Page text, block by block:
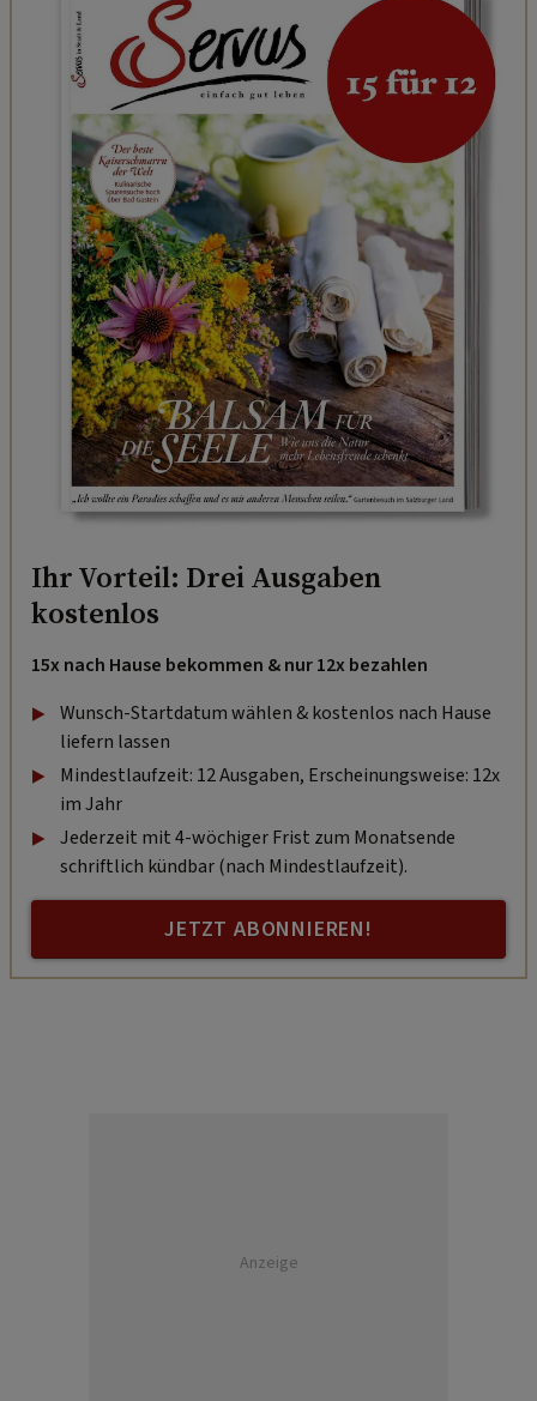
Ihr Vorteil: Drei Ausgaben
kostenlos
15x nach Hause bekommen & nur 12x bezahlen
Wunsch-Startdatum wählen & kostenlos nach Hause
liefern lassen
Mindestlaufzeit: 12 Ausgaben, Erscheinungsweise: 12x
im Jahr
Jederzeit mit 4-wöchiger Frist zum Monatsende
schriftlich kündbar (nach Mindestlaufzeit).
JETZT ABONNIEREN!
Anzeige